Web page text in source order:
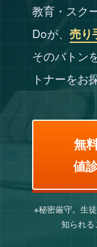
教育・スク
Doが、 売り
そのバトン
トナーをお
無
値
※秘密厳守。生
知られる